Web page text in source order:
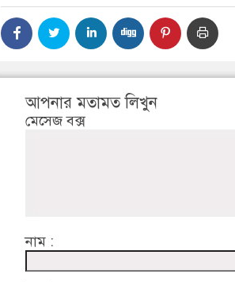
আপনার মতামত লিখুন
মেসেজ বক্স
নাম :